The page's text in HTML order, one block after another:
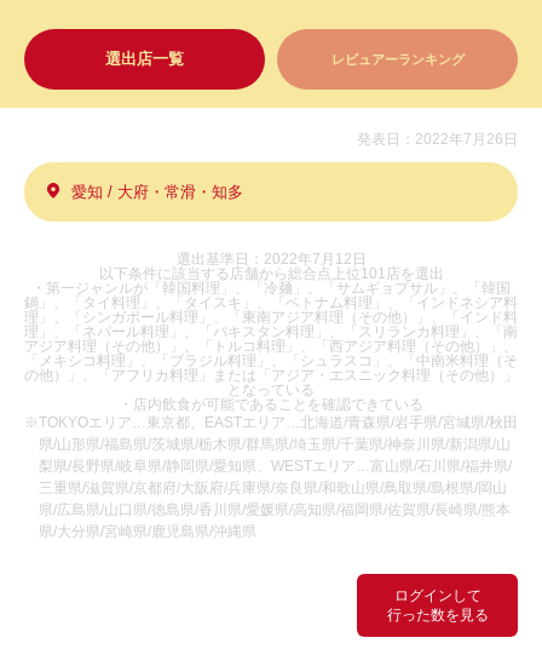
選出店一覧 レビュアーランキング
ログインして
行った数を見る
発表日：2022年7月26日
愛知 / 大府・常滑・知多
選出基準日：2022年7月12日
以下条件に該当する店舗から総合点上位101店を選出
・第一ジャンルが「韓国料理」、「冷麺」、「サムギョプサル」、「韓国
鍋」、「タイ料理」、「タイスキ」、「ベトナム料理」、「インドネシア料
理」、「シンガポール料理」、「東南アジア料理（その他）」、「インド料
理」、「ネパール料理」、「パキスタン料理」、「スリランカ料理」、「南
アジア料理（その他）」、「トルコ料理」、「西アジア料理（その他）」、
「メキシコ料理」、「ブラジル料理」、「シュラスコ」、「中南米料理（そ
の他）」、「アフリカ料理」または「アジア・エスニック料理（その他）」
となっている
・店内飲食が可能であることを確認できている
※TOKYOエリア…東京都、EASTエリア…北海道/青森県/岩手県/宮城県/秋田
県/山形県/福島県/茨城県/栃木県/群馬県/埼玉県/千葉県/神奈川県/新潟県/山
梨県/長野県/岐阜県/静岡県/愛知県、WESTエリア…富山県/石川県/福井県/
三重県/滋賀県/京都府/大阪府/兵庫県/奈良県/和歌山県/鳥取県/島根県/岡山
県/広島県/山口県/徳島県/香川県/愛媛県/高知県/福岡県/佐賀県/長崎県/熊本
県/大分県/宮崎県/鹿児島県/沖縄県